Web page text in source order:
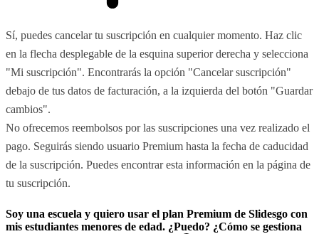
Sí, puedes cancelar tu suscripción en cualquier momento. Haz clic
en la flecha desplegable de la esquina superior derecha y selecciona
"Mi suscripción". Encontrarás la opción "Cancelar suscripción"
debajo de tus datos de facturación, a la izquierda del botón "Guardar
cambios".
No ofrecemos reembolsos por las suscripciones una vez realizado el
pago. Seguirás siendo usuario Premium hasta la fecha de caducidad
de la suscripción. Puedes encontrar esta información en la página de
tu suscripción.
Soy una escuela y quiero usar el plan Premium de Slidesgo con
mis estudiantes menores de edad. ¿Puedo? ¿Cómo se gestiona